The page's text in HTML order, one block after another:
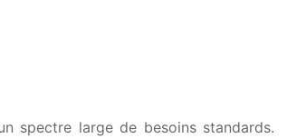
spectre large de besoins standards.